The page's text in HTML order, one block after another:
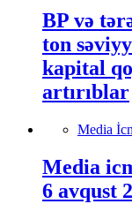
BP və
ton
kapital
artırıblar
Media
Media
6 avqust